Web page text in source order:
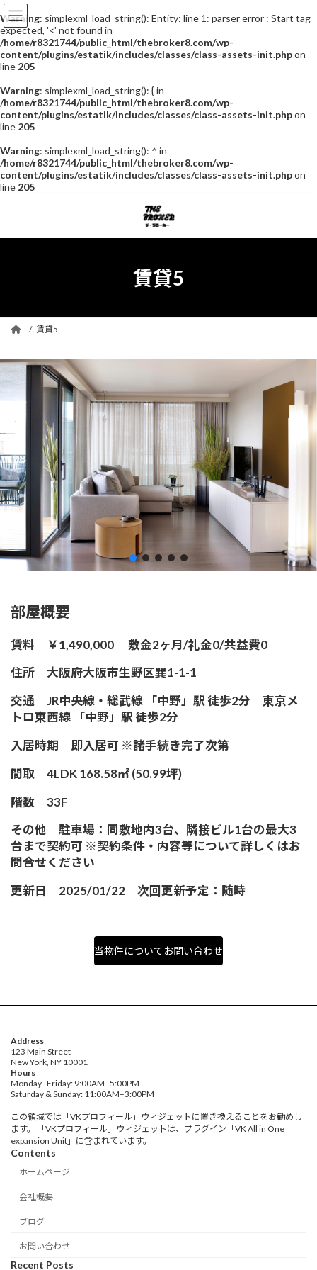
Warning: simplexml_load_string(): Entity: line 1: parser error : Start tag
expected, '<' not found in
/home/r8321744/public_html/thebroker8.com/wp-
content/plugins/estatik/includes/classes/class-assets-init.phpon
line 205
Warning: simplexml_load_string(): { in
/home/r8321744/public_html/thebroker8.com/wp-
content/plugins/estatik/includes/classes/class-assets-init.phpon
line 205
Warning: simplexml_load_string(): ^ in
/home/r8321744/public_html/thebroker8.com/wp-
content/plugins/estatik/includes/classes/class-assets-init.phpon
line 205
ン
ー
賃貸5
賃貸5
部屋概要
賃料 ￥1,490,000 敷金2ヶ月/礼金0/共益費0
住所 大阪府大阪市生野区巽1-1-1
交通 JR中央線・総武線 「中野」駅 徒歩2分 東京メ
トロ東西線 「中野」駅 徒歩2分
入居時期 即入居可 ※諸手続き完了次第
間取 4LDK 168.58㎡ (50.99坪)
階数 33F
その他 駐車場：同敷地内3台、隣接ビル1台の最大3
台まで契約可 ※契約条件・内容等について詳しくはお
問合せください
更新日 2025/01/22 次回更新予定：随時
当物件についてお問い合わせ
Address
123 Main Street
New York, NY 10001
Hours
Monday–Friday: 9:00AM–5:00PM
Saturday & Sunday: 11:00AM–3:00PM
この領域では「VKプロフィール」ウィジェットに置き換えることをお勧めし
ます。 「VKプロフィール」ウィジェットは、プラグイン「VK All in One
expansion Unit」に含まれています。
Contents
ホームページ
会社概要
ブログ
お問い合わせ
Recent Posts